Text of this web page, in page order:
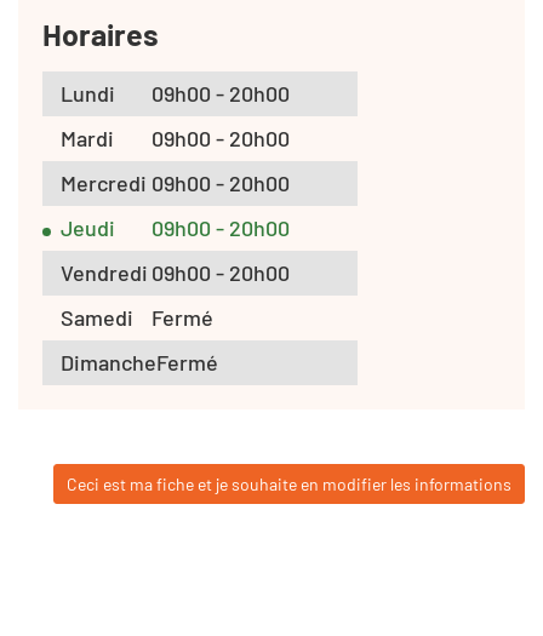
Horaires
Lundi
09h00 - 20h00
Mardi
09h00 - 20h00
Mercredi 09h00 - 20h00
Jeudi
09h00 - 20h00
Vendredi 09h00 - 20h00
Samedi
Fermé
DimancheFermé
Ceci est ma fiche et je souhaite en modifier les informations